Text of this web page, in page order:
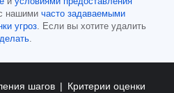
нашими часто задаваемыми
угроз. Если вы хотите удалить
.
шагов
Критерии оценки